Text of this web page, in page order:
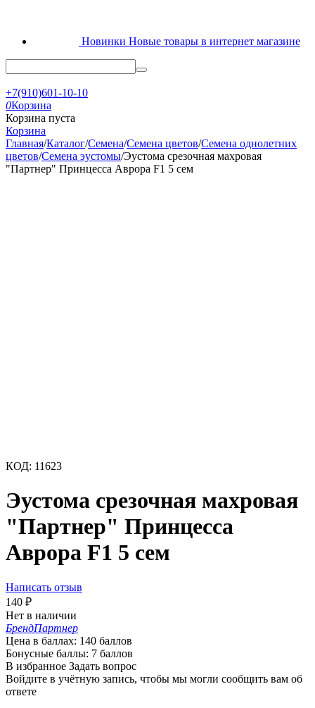
Новинки Новые товары в интернет магазине
+7(910)601-10-10
0Корзина
Корзина пуста
Корзина
Главная/Каталог/Семена/Семена цветов/Семена однолетних
цветов/Семена эустомы/Эустома срезочная махровая
"Партнер" Принцесса Аврора F1 5 сем
КОД: 11623
Эустома срезочная махровая
"Партнер" Принцесса
Аврора F1 5 сем
Написать отзыв
140 ₽
Нет в наличии
БрендПартнер
Цена в баллах: 140 баллов
Бонусные баллы: 7 баллов
В избранное Задать вопрос
Войдите в учётную запись, чтобы мы могли сообщить вам об
ответе